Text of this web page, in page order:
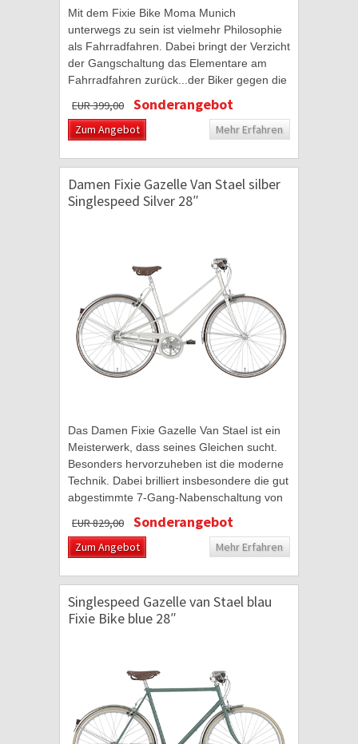
Mit dem Fixie Bike Moma Munich
unterwegs zu sein ist vielmehr Philosophie
als Fahrradfahren. Dabei bringt der Verzicht
der Gangschaltung das Elementare am
Fahrradfahren zurück...der Biker gegen die
Moma Bikes...
EUR 399,00 Sonderangebot
Zum Angebot Mehr Erfahren
Damen Fixie Gazelle Van Stael silber
Singlespeed Silver 28″
Das Damen Fixie Gazelle Van Stael ist ein
Meisterwerk, dass seines Gleichen sucht.
Besonders hervorzuheben ist die moderne
Technik. Dabei brilliert insbesondere die gut
abgestimmte 7-Gang-Nabenschaltung von
einer...
EUR 829,00 Sonderangebot
Zum Angebot Mehr Erfahren
Singlespeed Gazelle van Stael blau
Fixie Bike blue 28″